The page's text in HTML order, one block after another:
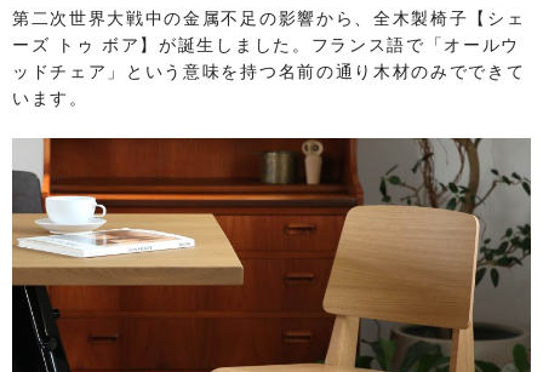
第二次世界大戦中の金属不足の影響から、全木製椅子【シェ
ーズ トゥ ボア】が誕生しました。フランス語で「オールウ
ッドチェア」という意味を持つ名前の通り木材のみでできて
います。